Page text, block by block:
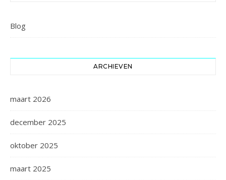
Blog
ARCHIEVEN
maart 2026
december 2025
oktober 2025
maart 2025